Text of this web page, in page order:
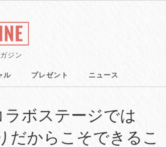
ジン
ル プレゼント ニュース
ボステージでは
だからこそできるこ